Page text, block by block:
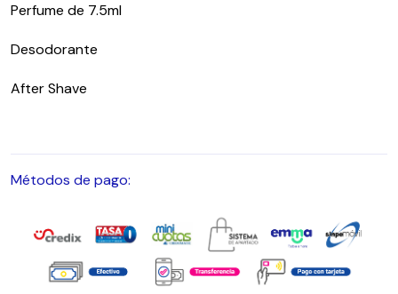
Perfume de 7.5ml
Desodorante
After Shave
Métodos de pago: